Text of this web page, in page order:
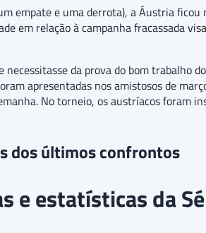
empate e uma derrota), a Áustria
em relação à campanha fracassada
necessitasse da prova do bom
apresentadas nos amistosos de
No torneio, os austríacos foram
dos últimos confrontos
e estatísticas da